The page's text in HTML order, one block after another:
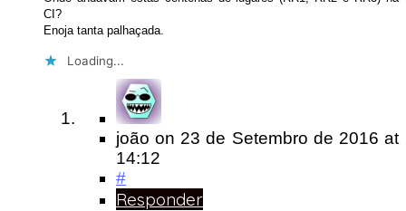
CI?
Enoja tanta palhaçada.
Loading...
joão on 23 de Setembro de 2016at
14:12
#
Responder